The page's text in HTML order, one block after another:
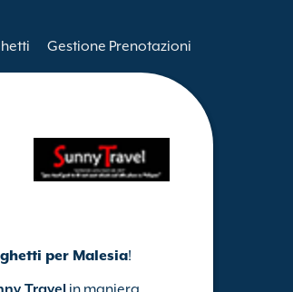
Gestione Prenotazioni
per Malesia!